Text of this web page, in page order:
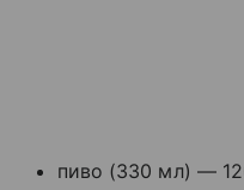
пиво (330 мл) —